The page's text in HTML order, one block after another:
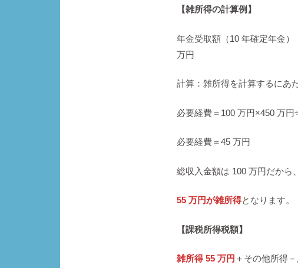
【雑所得の計算例】
年金受取額（10 年確定年金
万円
計算：雑所得を計算するにあ
必要経費＝100 万円×450 万円
必要経費＝45 万円
総収入金額は 100 万円だから
55 万円が雑所得となります。
【課税所得税額】
雑所得 55 万円 ＋その他所得